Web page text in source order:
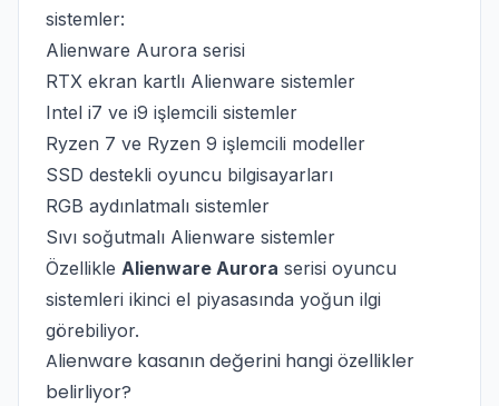
sistemler:
Alienware Aurora serisi
RTX ekran kartlı Alienware sistemler
Intel i7 ve i9 işlemcili sistemler
Ryzen 7 ve Ryzen 9 işlemcili modeller
SSD destekli oyuncu bilgisayarları
RGB aydınlatmalı sistemler
Sıvı soğutmalı Alienware sistemler
Özellikle Alienware Aurora serisi oyuncu
sistemleri ikinci el piyasasında yoğun ilgi
görebiliyor.
Alienware kasanın değerini hangi özellikler
belirliyor?